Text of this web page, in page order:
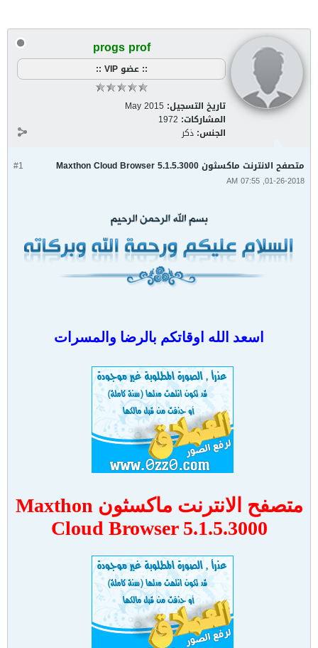
progs prof
:: عضو VIP ::
تاريخ التسجيل: May 2015
المشاركات: 1972
الجنس: ذكر
#1 متصفح الانترنت ماكسثون Maxthon Cloud Browser 5.1.5.3000
01-26-2018, 07:55 AM
اسعد الله اوقاتكم بالرضا والمسرات
متصفح الانترنت ماكسثون Maxthon
Cloud Browser 5.1.5.3000